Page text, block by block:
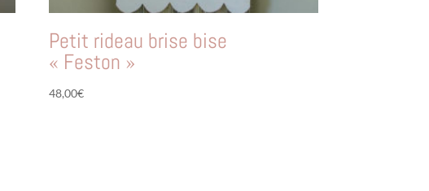
Petit rideau brise bise
« Feston »
48,00€